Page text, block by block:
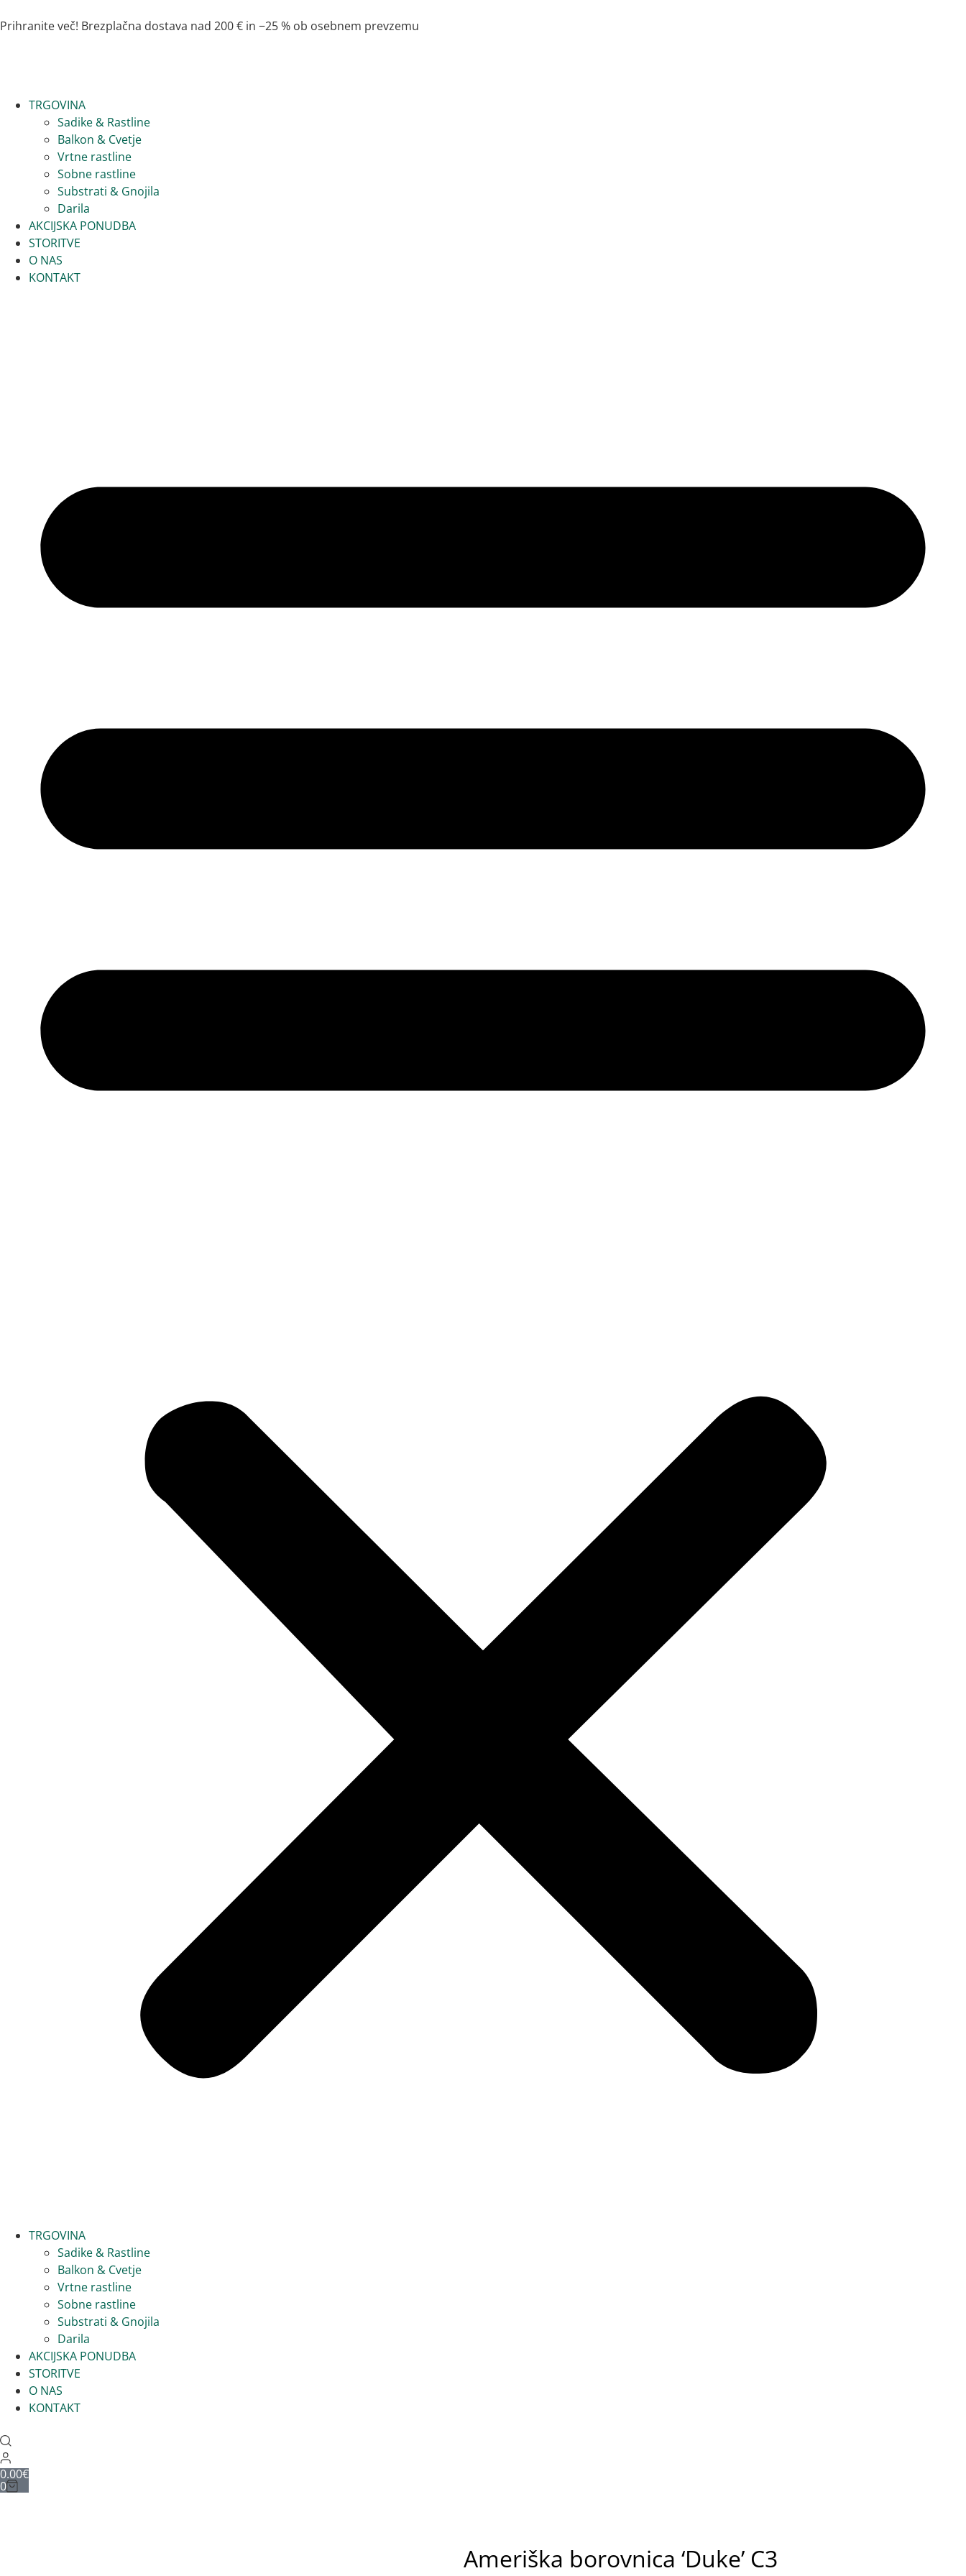
Prihranite več! Brezplačna dostava nad 200 € in −25 % ob osebnem prevzemu
TRGOVINA
Sadike & Rastline
Balkon & Cvetje
Vrtne rastline
Sobne rastline
Substrati & Gnojila
Darila
AKCIJSKA PONUDBA
STORITVE
O NAS
KONTAKT
TRGOVINA
Sadike & Rastline
Balkon & Cvetje
Vrtne rastline
Sobne rastline
Substrati & Gnojila
Darila
AKCIJSKA PONUDBA
STORITVE
O NAS
KONTAKT
0.00€
0
Ameriška borovnica ‘Duke’ C3